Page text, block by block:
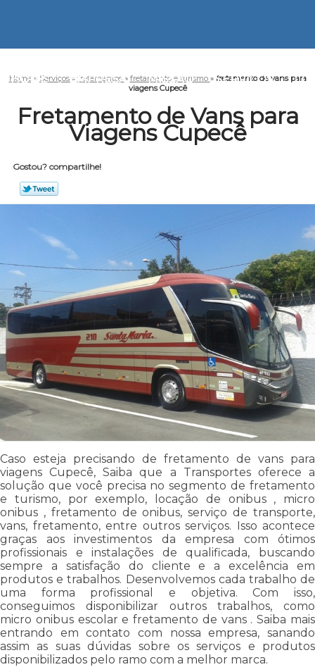
HOME EMPRESA MISSÃO SERVIÇOS
Home » Serviços » fretamentos » fretamento e turismo » fretamento de vans para
viagens Cupecê
Fretamento de Vans para
Viagens Cupecê
Gostou? compartilhe!
Caso esteja precisando de fretamento de vans para
viagens Cupecê, Saiba que a Transportes oferece a
solução que você precisa no segmento de fretamento
e turismo, por exemplo, locação de onibus , micro
onibus , fretamento de onibus, serviço de transporte,
vans, fretamento, entre outros serviços. Isso acontece
graças aos investimentos da empresa com ótimos
profissionais e instalações de qualificada, buscando
sempre a satisfação do cliente e a excelência em
produtos e trabalhos. Desenvolvemos cada trabalho de
uma forma profissional e objetiva. Com isso,
conseguimos disponibilizar outros trabalhos, como
micro onibus escolar e fretamento de vans . Saiba mais
entrando em contato com nossa empresa, sanando
assim as suas dúvidas sobre os serviços e produtos
disponibilizados pelo ramo com a melhor marca.